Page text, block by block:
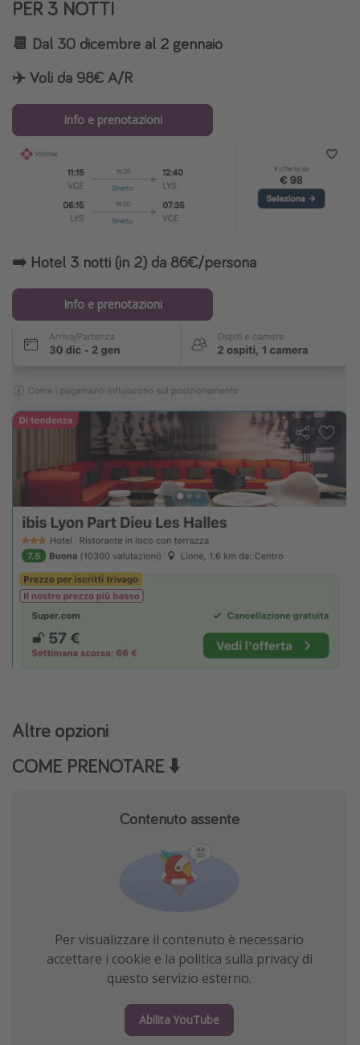
PER 3 NOTTI
📆 Dal 30 dicembre al 2 gennaio
✈️ Voli da 98€ A/R
Info e prenotazioni
➡️ Hotel 3 notti (in 2) da 86€/persona
Info e prenotazioni
Altre opzioni
COME PRENOTARE ⬇️
Contenuto assente
Per visualizzare il contenuto è necessario
accettare i cookie e la politica sulla privacy di
questo servizio esterno.
Abilita YouTube